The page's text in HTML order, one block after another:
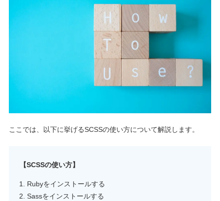
ここでは、以下に挙げるSCSSの使い方について解説します。
【SCSSの使い方】
Rubyをインストールする
Sassをインストールする